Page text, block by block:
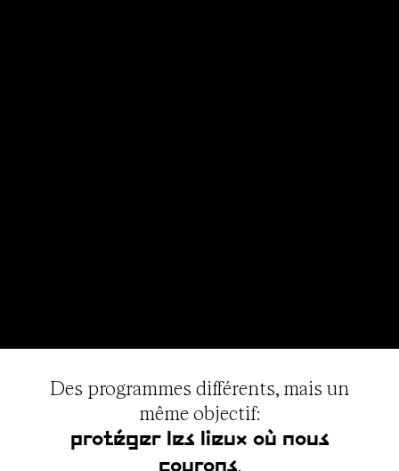
Des programmes différents, mais un
même objectif:
protéger les lieux où nous
courons.